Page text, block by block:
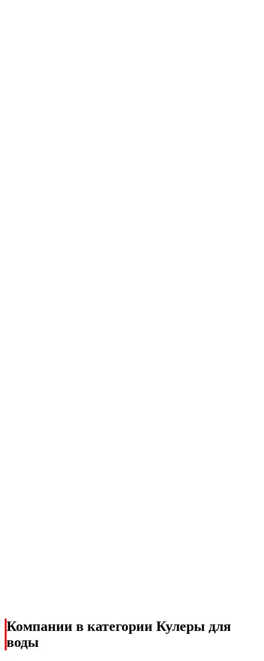
Компании в категории Кулеры для
воды